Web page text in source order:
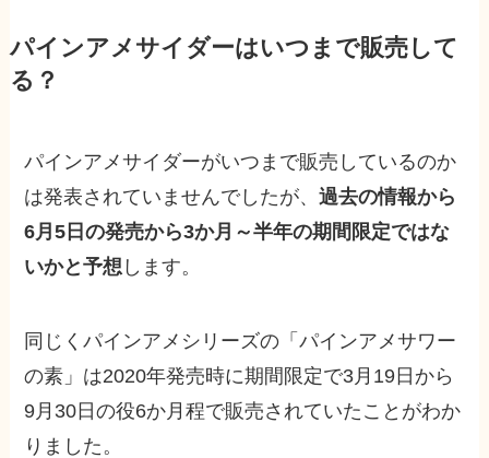
パインアメサイダーはいつまで販売して
る？
パインアメサイダーがいつまで販売しているのか
は発表されていませんでしたが、過去の情報から
6月5日の発売から3か月～半年の期間限定ではな
いかと予想 します。
同じくパインアメシリーズの「パインアメサワー
の素」は2020年発売時に期間限定で3月19日から
9月30日の役6か月程で販売されていたことがわか
りました。